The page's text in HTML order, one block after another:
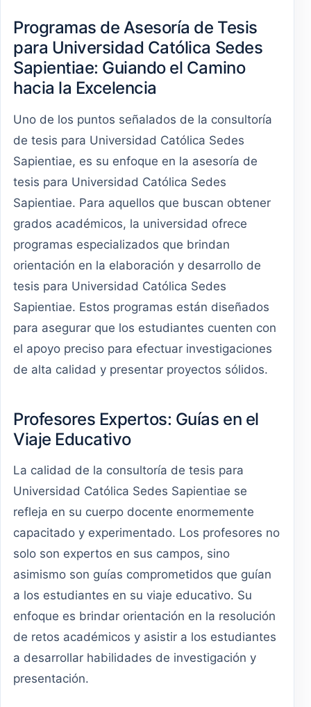
Programas de Asesoría de Tesis
para Universidad Católica Sedes
Sapientiae: Guiando el Camino
hacia la Excelencia
Uno de los puntos señalados de la consultoría
de tesis para Universidad Católica Sedes
Sapientiae, es su enfoque en la asesoría de
tesis para Universidad Católica Sedes
Sapientiae. Para aquellos que buscan obtener
grados académicos, la universidad ofrece
programas especializados que brindan
orientación en la elaboración y desarrollo de
tesis para Universidad Católica Sedes
Sapientiae. Estos programas están diseñados
para asegurar que los estudiantes cuenten con
el apoyo preciso para efectuar investigaciones
de alta calidad y presentar proyectos sólidos.
Profesores Expertos: Guías en el
Viaje Educativo
La calidad de la consultoría de tesis para
Universidad Católica Sedes Sapientiae se
refleja en su cuerpo docente enormemente
capacitado y experimentado. Los profesores no
solo son expertos en sus campos, sino
asimismo son guías comprometidos que guían
a los estudiantes en su viaje educativo. Su
enfoque es brindar orientación en la resolución
de retos académicos y asistir a los estudiantes
a desarrollar habilidades de investigación y
presentación.